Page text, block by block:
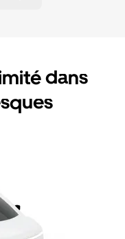
dans